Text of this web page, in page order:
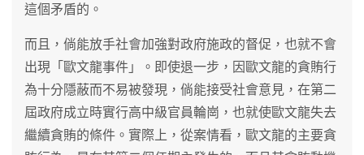
這個矛盾的。
而且，倘能放手社會加強對政府施政的督促，也就不會
出現「歐文龍事件」。即使退一步，因歐文龍的貪賄行
為十分隱蔽而不易被發現，倘能接受社會意見，在第二
屆政府成立時實行高中級官員輪崗，也就使歐文龍失去
繼續貪賄的條件。實際上，從案情看，歐文龍的主要貪